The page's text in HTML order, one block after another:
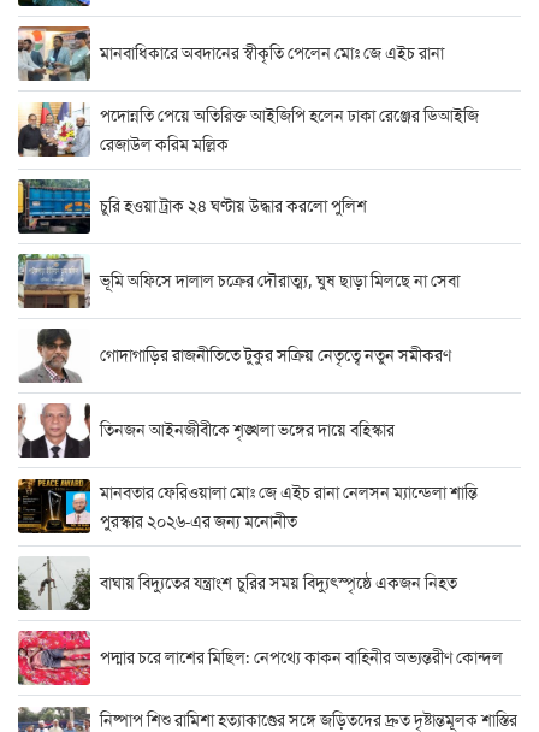
মানবাধিকারে অবদানের স্বীকৃতি পেলেন মোঃ জে এইচ রানা
পদোন্নতি পেয়ে অতিরিক্ত আইজিপি হলেন ঢাকা রেঞ্জের ডিআইজি
রেজাউল করিম মল্লিক
চুরি হওয়া ট্রাক ২৪ ঘণ্টায় উদ্ধার করলো পুলিশ
ভূমি অফিসে দালাল চক্রের দৌরাত্ম্য, ঘুষ ছাড়া মিলছে না সেবা
গোদাগাড়ির রাজনীতিতে টুকুর সক্রিয় নেতৃত্বে নতুন সমীকরণ
তিনজন আইনজীবীকে শৃঙ্খলা ভঙ্গের দায়ে বহিস্কার
মানবতার ফেরিওয়ালা মোঃ জে এইচ রানা নেলসন ম্যান্ডেলা শান্তি
পুরস্কার ২০২৬-এর জন্য মনোনীত
বাঘায় বিদ্যুতের যন্ত্রাংশ চুরির সময় বিদ্যুৎস্পৃষ্ঠে একজন নিহত
পদ্মার চরে লাশের মিছিল: নেপথ্যে কাকন বাহিনীর অভ্যন্তরীণ কোন্দল
নিষ্পাপ শিশু রামিশা হত্যাকাণ্ডের সঙ্গে জড়িতদের দ্রুত দৃষ্টান্তমূলক শাস্তির